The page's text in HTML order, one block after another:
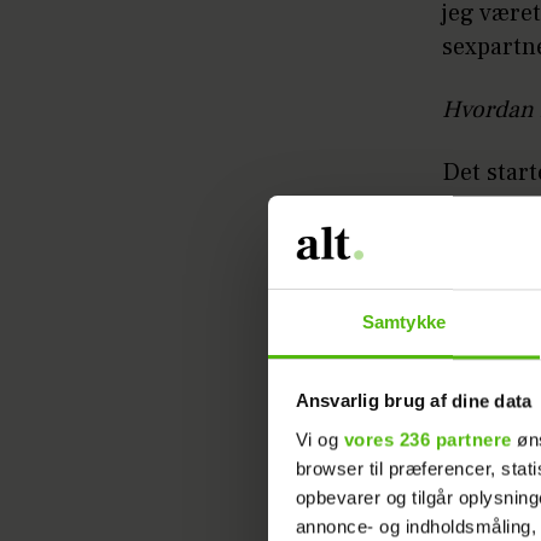
Samtykke
Ansvarlig brug af dine data
Vi og vores 236 partnere
browser til præferencer,
opbevarer og tilgår
annonce- og
jeg
Det
jeg at
Jeg
at jeg
selv.
en
skal det